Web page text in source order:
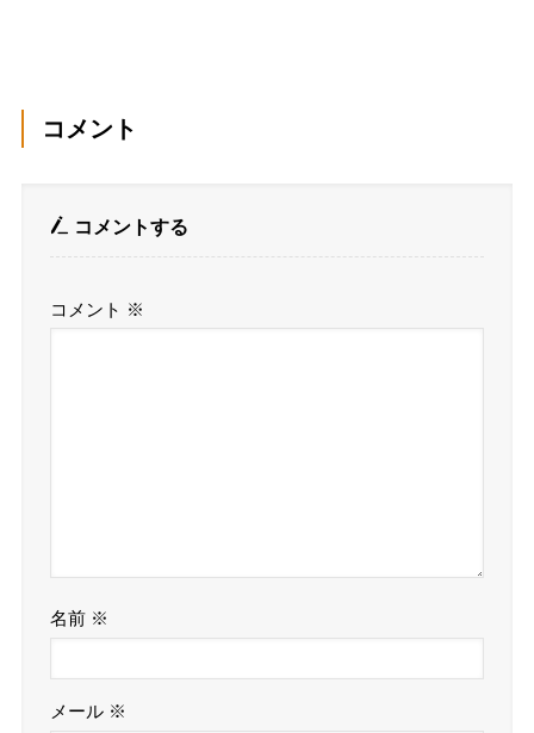
コメント
コメントする
コメント ※
名前 ※
メール ※